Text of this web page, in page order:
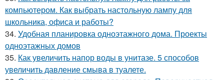
компьютером. Как выбрать настольную лампу для
школьника, офиса и работы?
34. Удобная планировка одноэтажного дома. Проекты
одноэтажных домов
35. Как увеличить напор воды в унитазе. 5 способов
увеличить давление смыва в туалете.